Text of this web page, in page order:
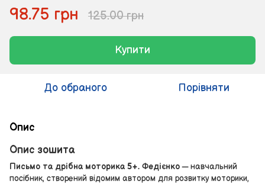
98.75 грн 125.00 грн
Купити
До обраного Порівняти
Опис
Опис зошита
Письмо та дрібна моторика 5+. Федієнко— навчальний
посібник, створений відомим автором для розвитку моторики,